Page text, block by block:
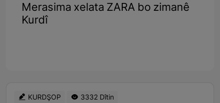
Merasima xelata ZARA bo zimanê
Kurdî
KURDŞOP 3332 Dîtin